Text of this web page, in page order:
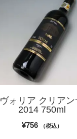
ヴォリア クリアン
2014 750ml
¥756 （税込）